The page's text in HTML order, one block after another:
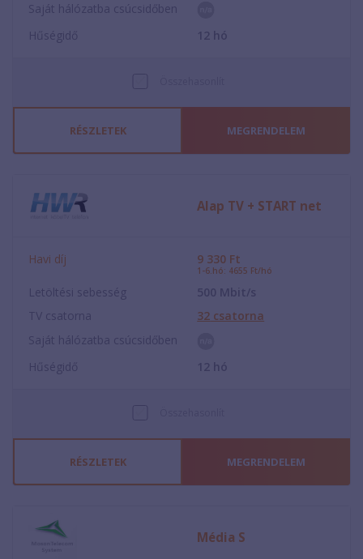
Saját hálózatba csúcsidőben
Hűségidő
12 hó
RÉSZLETEK MEGRENDELEM
Alap TV + START net
Havi díj 9 330 Ft
1-6.hó: 4655 Ft/hó
Letöltési sebesség 500 Mbit/s
TV csatorna
32 csatorna
Saját hálózatba csúcsidőben
Hűségidő
12 hó
RÉSZLETEK MEGRENDELEM
Média S